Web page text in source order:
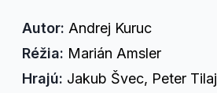
Autor: Andrej Kuruc
Réžia: Marián Amsler
Hrajú: Jakub Švec, Peter